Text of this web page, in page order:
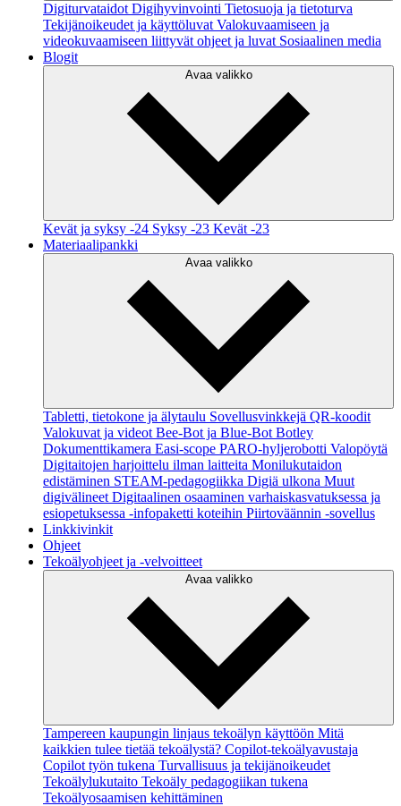
Digiturvataidot Digihyvinvointi Tietosuoja ja tietoturva
Tekijänoikeudet ja käyttöluvat Valokuvaamiseen ja
videokuvaamiseen liittyvät ohjeet ja luvat Sosiaalinen media
Blogit
Avaa valikko
Kevät ja syksy -24 Syksy -23 Kevät -23
Materiaalipankki
Avaa valikko
Tabletti, tietokone ja älytaulu Sovellusvinkkejä QR-koodit
Valokuvat ja videot Bee-Bot ja Blue-Bot Botley
Dokumenttikamera Easi-scope PARO-hyljerobotti Valopöytä
Digitaitojen harjoittelu ilman laitteita Monilukutaidon
edistäminen STEAM-pedagogiikka Digiä ulkona Muut
digivälineet Digitaalinen osaaminen varhaiskasvatuksessa ja
esiopetuksessa -infopaketti koteihin Piirtoväännin -sovellus
Linkkivinkit
Ohjeet
Tekoälyohjeet ja -velvoitteet
Avaa valikko
Tampereen kaupungin linjaus tekoälyn käyttöön Mitä
kaikkien tulee tietää tekoälystä? Copilot-tekoälyavustaja
Copilot työn tukena Turvallisuus ja tekijänoikeudet
Tekoälylukutaito Tekoäly pedagogiikan tukena
Tekoälyosaamisen kehittäminen